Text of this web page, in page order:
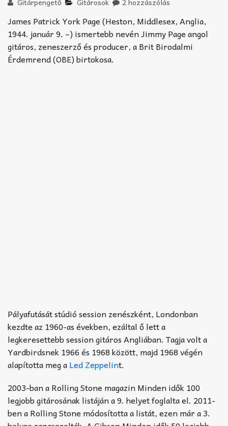
TABok
Improvizáció
James Patrick York Page (Heston, Middlesex, Anglia,
1944. január 9. –) ismertebb nevén Jimmy Page angol
gitáros, zeneszerző és producer, a Brit Birodalmi
Érdemrend (OBE) birtokosa.
Pályafutását stúdió session zenészként, Londonban
kezdte az 1960-as években, ezáltal ő lett a
legkeresettebb session gitáros Angliában. Tagja volt a
Yardbirdsnek 1966 és 1968 között, majd 1968 végén
alapította meg aLed Zeppelint.
2003-ban a Rolling Stone magazin Minden idők 100
legjobb gitárosának listáján a 9. helyet foglalta el. 2011-
ben a Rolling Stone módosította a listát, ezen már a 3.